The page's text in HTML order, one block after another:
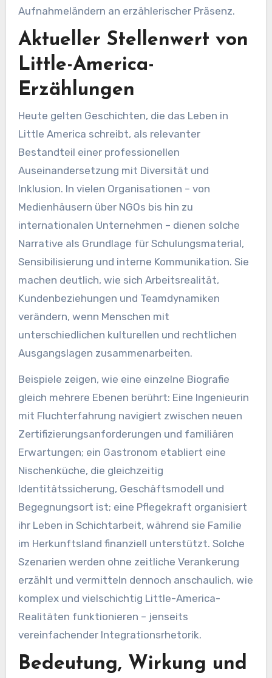
Aufnahmeländern an erzählerischer Präsenz.
Aktueller Stellenwert von
Little-America-
Erzählungen
Heute gelten Geschichten, die das Leben in
Little America schreibt, als relevanter
Bestandteil einer professionellen
Auseinandersetzung mit Diversität und
Inklusion. In vielen Organisationen – von
Medienhäusern über NGOs bis hin zu
internationalen Unternehmen – dienen solche
Narrative als Grundlage für Schulungsmaterial,
Sensibilisierung und interne Kommunikation. Sie
machen deutlich, wie sich Arbeitsrealität,
Kundenbeziehungen und Teamdynamiken
verändern, wenn Menschen mit
unterschiedlichen kulturellen und rechtlichen
Ausgangslagen zusammenarbeiten.
Beispiele zeigen, wie eine einzelne Biografie
gleich mehrere Ebenen berührt: Eine Ingenieurin
mit Fluchterfahrung navigiert zwischen neuen
Zertifizierungsanforderungen und familiären
Erwartungen; ein Gastronom etabliert eine
Nischenküche, die gleichzeitig
Identitätssicherung, Geschäftsmodell und
Begegnungsort ist; eine Pflegekraft organisiert
ihr Leben in Schichtarbeit, während sie Familie
im Herkunftsland finanziell unterstützt. Solche
Szenarien werden ohne zeitliche Verankerung
erzählt und vermitteln dennoch anschaulich, wie
komplex und vielschichtig Little-America-
Realitäten funktionieren – jenseits
vereinfachender Integrationsrhetorik.
Bedeutung, Wirkung und